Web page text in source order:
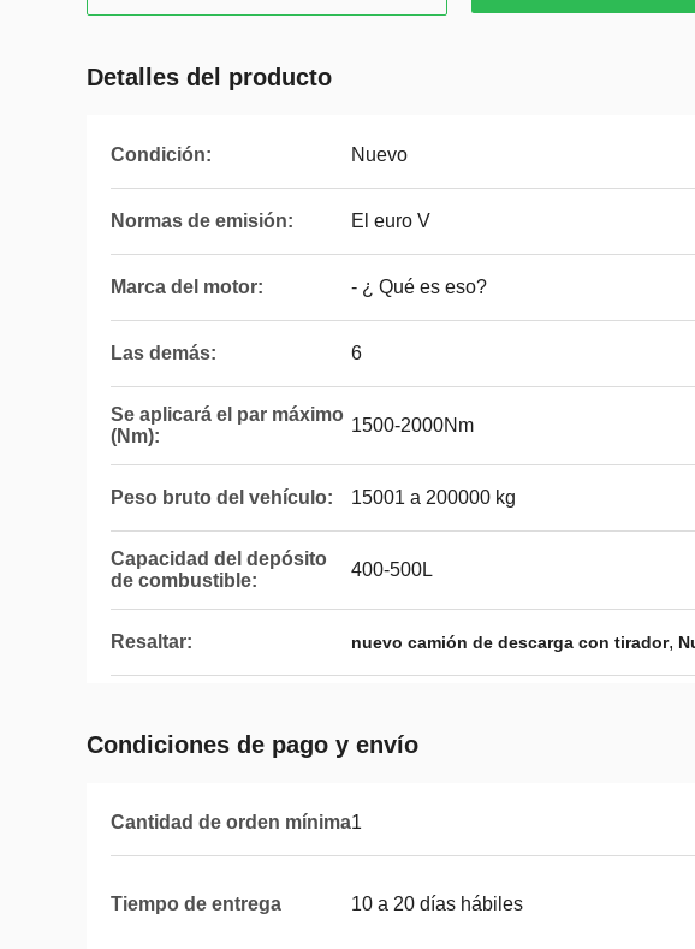
Detalles del producto
Condición: Nuevo
Normas de emisión: El euro V
Marca del motor: - ¿ Qué es eso?
Las demás: 6
Se aplicará el par máximo
(Nm):
1500-2000Nm
Peso bruto del vehículo: 15001 a 200000 kg
Capacidad del depósito
de combustible:
400-500L
Resaltar: nuevo camión de descarga con tirador,
Condiciones de pago y envío
Cantidad de orden mínima1
Tiempo de entrega 10 a 20 días hábiles